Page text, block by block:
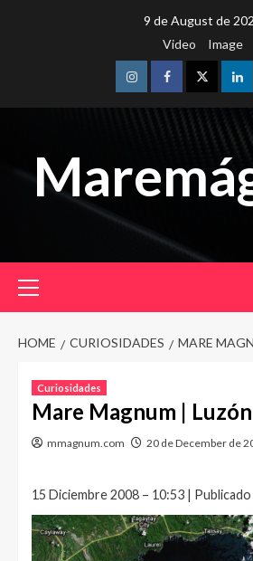
9 de August de
Video
Image
InstagramFacebookTwitter
Menu
HOME CURIOSIDADES MARE
Curiosidades
Mare Magnum | Luzón
mmagnum.com 20 de December de
15 Diciembre 2008 – 10:53 |